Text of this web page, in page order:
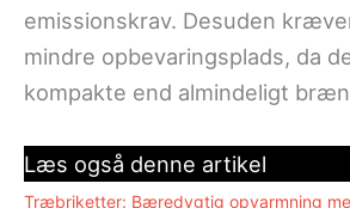
emissionskrav. Desuden
mindre opbevaringsplads, da
kompakte end almindeligt
Læs også denne artikel
Træbriketter: Bæredygtig opvarmning